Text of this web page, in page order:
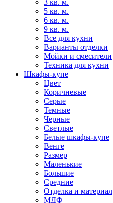
3 кв. м.
5 кв. м.
6 кв. м.
9 кв. м.
Все для кухни
Варианты отделки
Мойки и смесители
Техника для кухни
Шкафы-купе
Цвет
Коричневые
Серые
Темные
Черные
Светлые
Белые шкафы-купе
Венге
Размер
Маленькие
Большие
Средние
Отделка и материал
МДФ